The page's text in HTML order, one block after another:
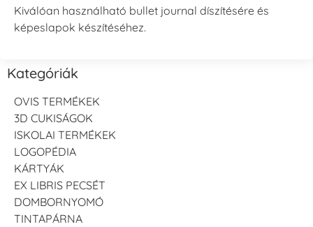
Kiválóan használható bullet journal díszítésére és
képeslapok készítéséhez.
Kategóriák
OVIS TERMÉKEK
3D CUKISÁGOK
ISKOLAI TERMÉKEK
LOGOPÉDIA
KÁRTYÁK
EX LIBRIS PECSÉT
DOMBORNYOMÓ
TINTAPÁRNA